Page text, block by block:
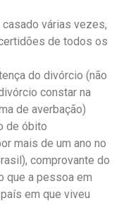
várias vezes,
de todos os
do divórcio (não
constar na
de averbação)
de óbito
mais de um ano no
comprovante do
que a pessoa em
em que viveu